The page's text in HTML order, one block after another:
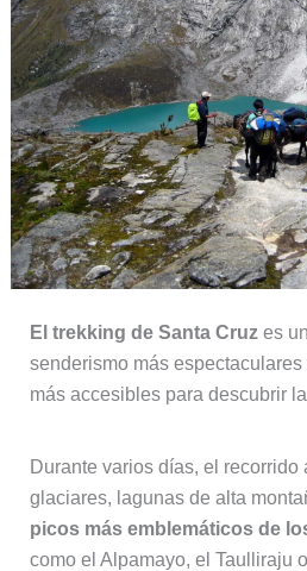
El trekking de Santa Cruzes
senderismo más
más accesibles para descubrir
Durante varios días, el recorrido
glaciares, lagunas de alta
picos más emblemáticos de
como el Alpamayo, el Taulliraju